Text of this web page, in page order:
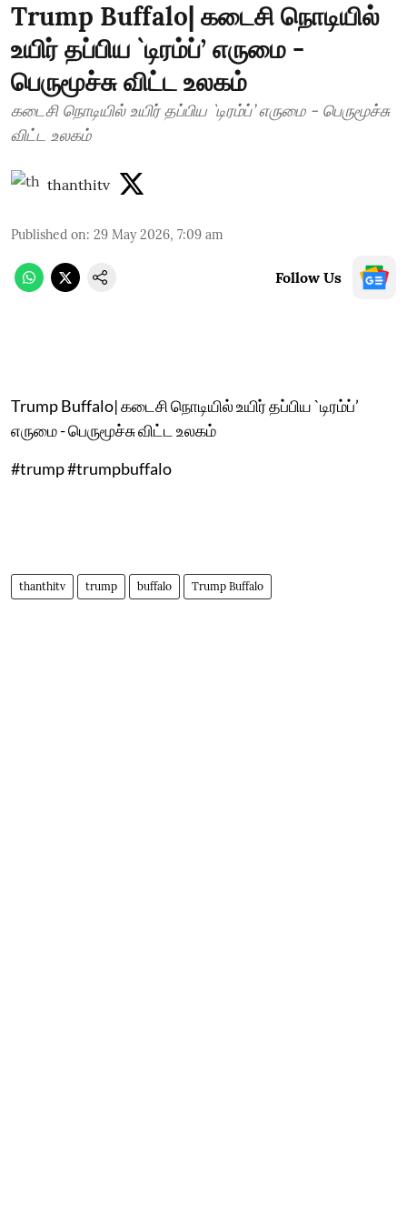
Trump Buffalo| கடைசி நொடியில்
உயிர் தப்பிய `டிரம்ப்’ எருமை -
பெருமூச்சு விட்ட உலகம்
கடைசி நொடியில் உயிர் தப்பிய `டிரம்ப்’ எருமை - பெருமூச்சு
விட்ட உலகம்
thanthitv
Published on: 29 May 2026, 7:09 am
Follow Us
Trump Buffalo| கடைசி நொடியில் உயிர் தப்பிய `டிரம்ப்’
எருமை - பெருமூச்சு விட்ட உலகம்
#trump #trumpbuffalo
thanthitv trump buffalo Trump Buffalo